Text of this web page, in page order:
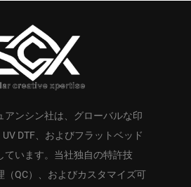
アンシン社は、グローバルな印
DTF、およびフラットベッド
ています。当社独自の特許技
（QC）、およびカスタマイズ可